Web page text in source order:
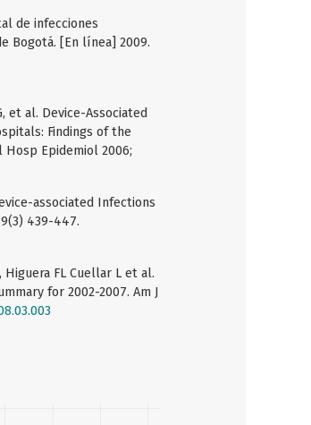
de infecciones
Bogotá. [En línea] 2009.
et al. Device-Associated
Findings of the
Epidemiol 2006;
associated Infections
439-447.
Higuera FL Cuellar L et al.
for 2002-2007. Am J